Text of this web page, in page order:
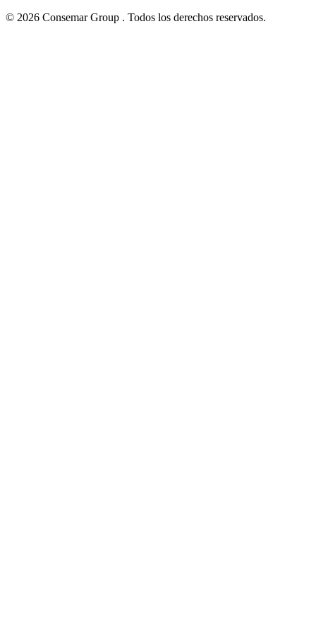
© 2026 Consemar Group . Todos los derechos reservados.